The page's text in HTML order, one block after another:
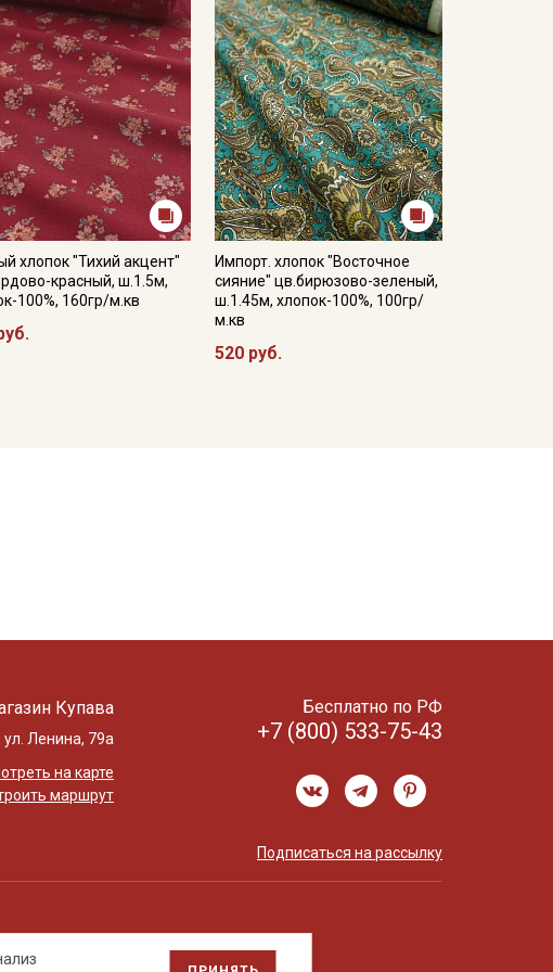
хлопок "Тихий акцент"
красный, ш.1.5м,
100%, 160гр/м.кв
Импорт. хлопок "Восточное
сияние" цв.бирюзово-зеленый,
ш.1.45м, хлопок-100%, 100гр/
м.кв
520 руб.
Купава
ул. Ленина, 79а
на карте
маршрут
Бесплатно по РФ
+7 (800) 533-75-43
Подписаться на рассылку